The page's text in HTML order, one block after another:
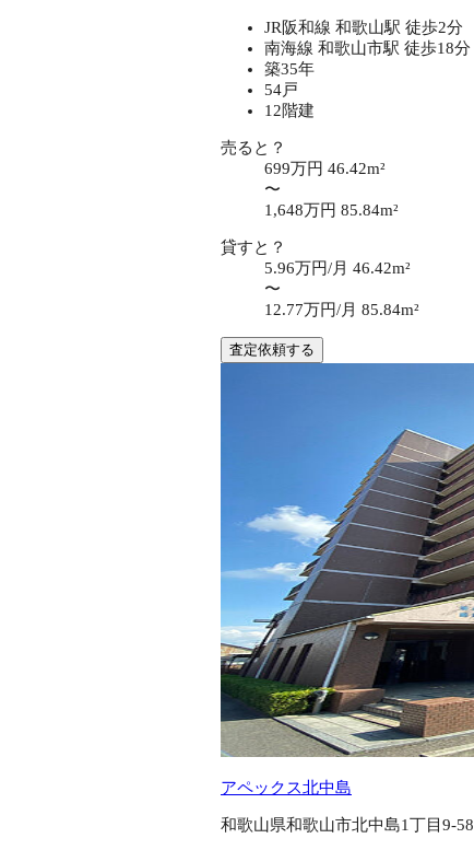
JR阪和線 和歌山駅 徒歩2分
南海線 和歌山市駅 徒歩18分
築35年
54戸
12階建
売ると？
699万円 46.42m²
〜
1,648万円 85.84m²
貸すと？
5.96万円/月 46.42m²
〜
12.77万円/月 85.84m²
査定依頼する
アペックス北中島
和歌山県和歌山市北中島1丁目9-58